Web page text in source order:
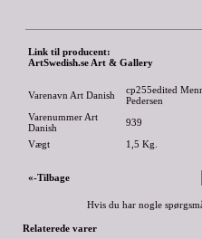
Link til producent:
ArtSwedish.se Art & Gallery
Varenavn Art Danish
cp255edited
Pedersen
Varenummer Art
Danish
939
Vægt
1,5 Kg.
«-Tilbage
Hvis du har nogle
Relaterede varer